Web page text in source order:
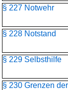
§ 227 Notwehr
§ 228 Notstand
§ 229 Selbsthilfe
§ 230 Grenzen